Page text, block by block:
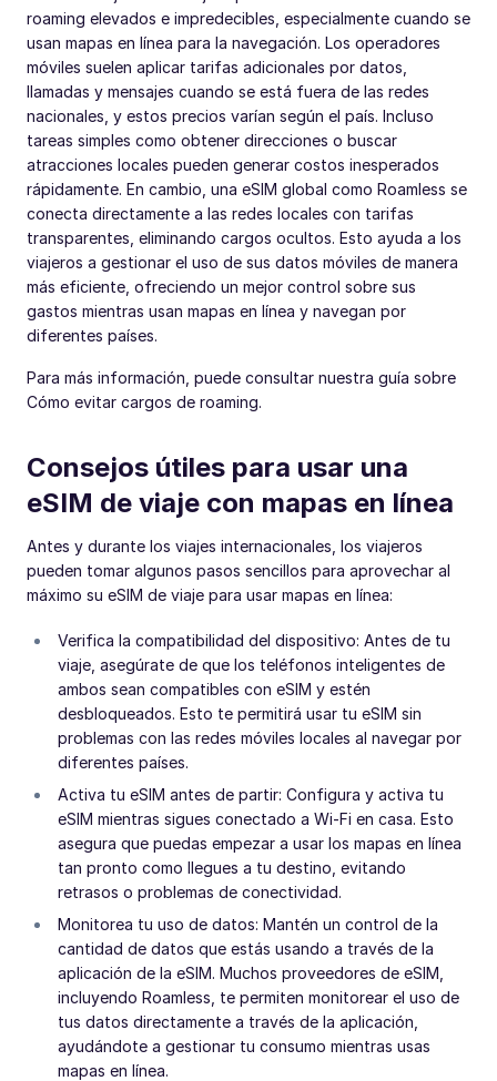
roaming elevados e impredecibles, especialmente cuando se
usan mapas en línea para la navegación. Los operadores
móviles suelen aplicar tarifas adicionales por datos,
llamadas y mensajes cuando se está fuera de las redes
nacionales, y estos precios varían según el país. Incluso
tareas simples como obtener direcciones o buscar
atracciones locales pueden generar costos inesperados
rápidamente. En cambio, una eSIM global como Roamless se
conecta directamente a las redes locales con tarifas
transparentes, eliminando cargos ocultos. Esto ayuda a los
viajeros a gestionar el uso de sus datos móviles de manera
más eficiente, ofreciendo un mejor control sobre sus
gastos mientras usan mapas en línea y navegan por
diferentes países.
Para más información, puede consultar nuestra guía sobre
Cómo evitar cargos de roaming.
Consejos útiles para usar una
eSIM de viaje con mapas en línea
Antes y durante los viajes internacionales, los viajeros
pueden tomar algunos pasos sencillos para aprovechar al
máximo su eSIM de viaje para usar mapas en línea:
Verifica la compatibilidad del dispositivo: Antes de tu
viaje, asegúrate de que los teléfonos inteligentes de
ambos sean compatibles con eSIM y estén
desbloqueados. Esto te permitirá usar tu eSIM sin
problemas con las redes móviles locales al navegar por
diferentes países.
Activa tu eSIM antes de partir: Configura y activa tu
eSIM mientras sigues conectado a Wi-Fi en casa. Esto
asegura que puedas empezar a usar los mapas en línea
tan pronto como llegues a tu destino, evitando
retrasos o problemas de conectividad.
Monitorea tu uso de datos: Mantén un control de la
cantidad de datos que estás usando a través de la
aplicación de la eSIM. Muchos proveedores de eSIM,
incluyendo Roamless, te permiten monitorear el uso de
tus datos directamente a través de la aplicación,
ayudándote a gestionar tu consumo mientras usas
mapas en línea.